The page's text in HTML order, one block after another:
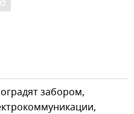
забором,